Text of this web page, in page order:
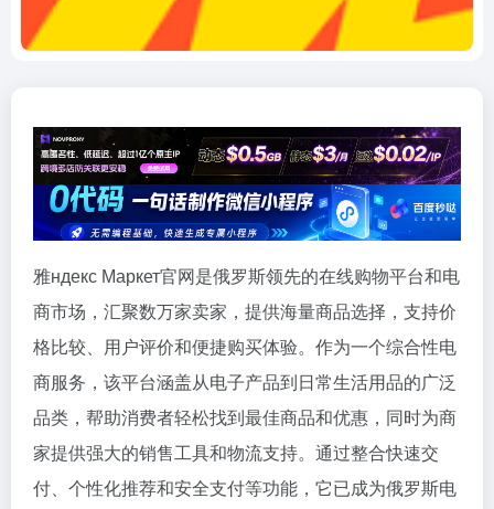
雅ндекс Маркет官网是俄罗斯领先的在线购物平台和电
商市场，汇聚数万家卖家，提供海量商品选择，支持价
格比较、用户评价和便捷购买体验。作为一个综合性电
商服务，该平台涵盖从电子产品到日常生活用品的广泛
品类，帮助消费者轻松找到最佳商品和优惠，同时为商
家提供强大的销售工具和物流支持。通过整合快速交
付、个性化推荐和安全支付等功能，它已成为俄罗斯电